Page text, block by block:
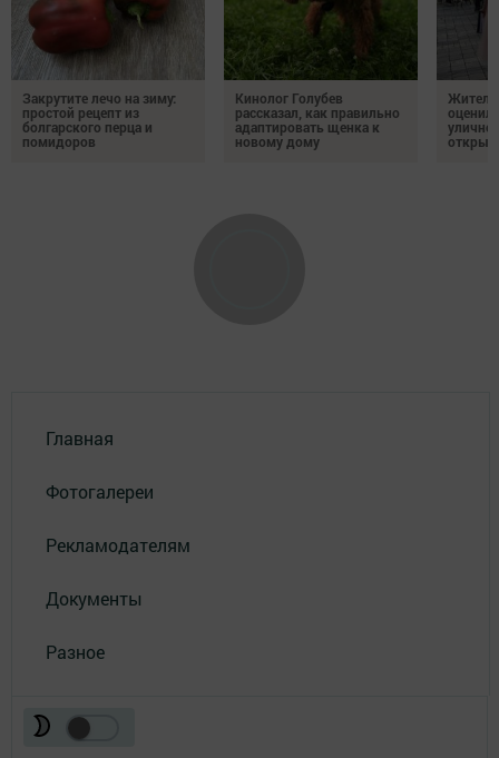
Закрутите лечо на зиму:
простой рецепт из
болгарского перца и
помидоров
Кинолог Голубев
рассказал, как правильно
адаптировать щенка к
новому дому
Главная
Фотогалереи
Рекламодателям
Документы
Разное